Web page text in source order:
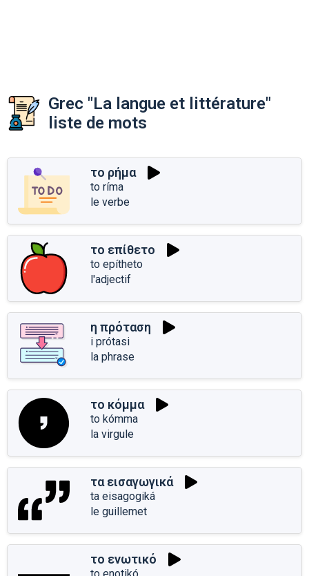
Grec "La langue et littérature"
liste de mots
το ρήμα
to ríma
le verbe
το επίθετο
to epítheto
l'adjectif
η πρόταση
i prótasi
la phrase
το κόμμα
to kómma
la virgule
τα εισαγωγικά
ta eisagogiká
le guillemet
το ενωτικό